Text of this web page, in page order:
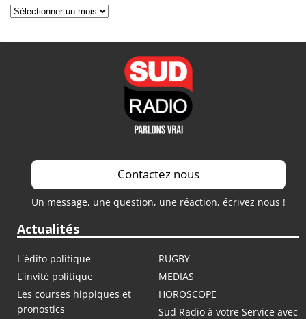
Archives
Contactez nous
Un message, une question, une réaction, écrivez nous !
Actualités
L'édito politique
RUGBY
L'invité politique
MEDIAS
Les courses hippiques et
pronostics
HOROSCOPE
Sud Radio à votre Service avec